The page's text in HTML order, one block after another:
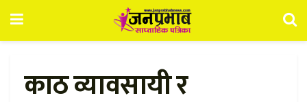
काठ व्यावसायी र